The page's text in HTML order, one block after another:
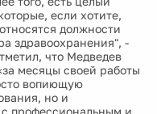
если хотите,
должности
здравоохранения", -
что Медведев
месяцы своей работы
вопиющую
но и